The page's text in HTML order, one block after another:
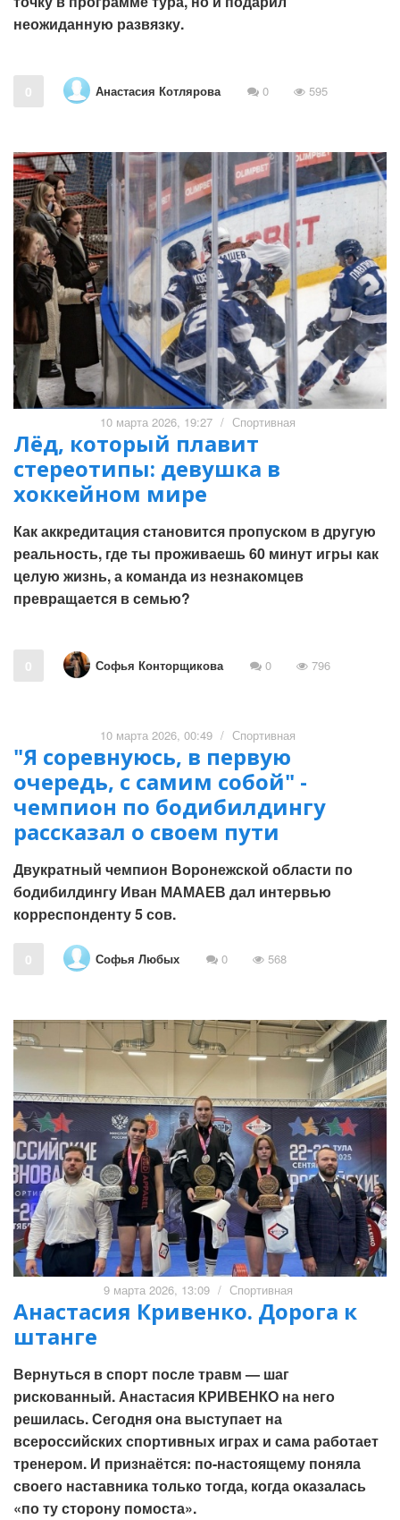
неожиданную развязку.
0 Анастасия Котлярова 0 595
10 марта 2026, 19:27 / Спортивная
Лёд, который плавит
стереотипы: девушка в
хоккейном мире
Как аккредитация становится пропуском в другую
реальность, где ты проживаешь 60 минут игры как
целую жизнь, а команда из незнакомцев
превращается в семью?
0 Софья Конторщикова 0 796
10 марта 2026, 00:49 / Спортивная
"Я соревнуюсь, в первую
очередь, с самим собой" -
чемпион по бодибилдингу
рассказал о своем пути
Двукратный чемпион Воронежской области по
бодибилдингу Иван МАМАЕВ дал интервью
корреспонденту 5 сов.
0 Софья Любых 0 568
9 марта 2026, 13:09 / Спортивная
Анастасия Кривенко. Дорога к
штанге
Вернуться в спорт после травм — шаг
рискованный. Анастасия КРИВЕНКО на него
решилась. Сегодня она выступает на
всероссийских спортивных играх и сама работает
тренером. И признаётся: по-настоящему поняла
своего наставника только тогда, когда оказалась
«по ту сторону помоста».